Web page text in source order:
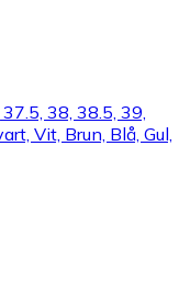
38, 38.5, 39,
Vit, Brun, Blå, Gul,